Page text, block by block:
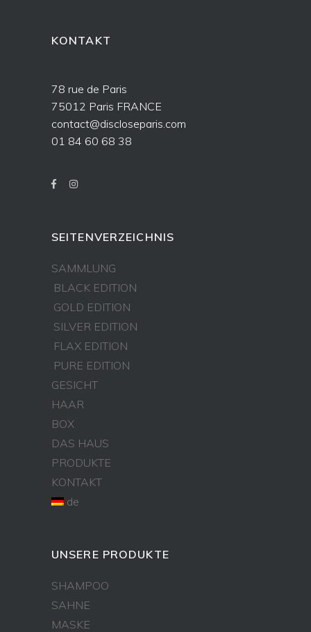
KONTAKT
78 rue de Paris
75012 Paris FRANCE
contact@discloseparis.com
01 84 60 68 38
SEITENVERZEICHNIS
SAMMLUNG
BLACK EDITION
GOLD EDITION
SILVER EDITION
FLAX EDITION
PURE EDITION
GESICHT
HAAR
BOX
DAS HAUS
PRODUKTE
KONTAKT
de
UNSERE PRODUKTE
SHAMPOO
SAHNE
MASKE